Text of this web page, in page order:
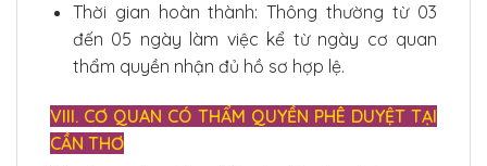
Thời gian hoàn thành: Thông thường từ 03
đến 05 ngày làm việc kể từ ngày cơ quan
thẩm quyền nhận đủ hồ sơ hợp lệ.
VIII. CƠ QUAN CÓ THẨM QUYỀN PHÊ DUYỆT TẠI
CẦN THƠ